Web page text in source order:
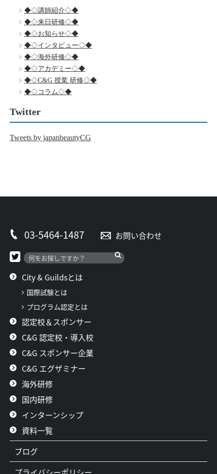
◆◇講師紹介◇◆
◆◇来日研修◇◆
◆◇お知らせ◇◆
◆◇インタビュー◇◆
◆◇海外研修◇◆
◆◇アカデミー◇◆
◆◇C&G 授業 研修◇◆
◆◇コラム◇◆
Twitter
Tweets by japanbeautyCG
03-5464-1487 お問い合わせ
City & Guildsとは
国際試験とは
プログラム認定とは
認定校＆スポンサー
C&G 認定校・導入校
C&G スポンサー企業
C&G エグザミナー
海外研修
国内研修
インターンシップ
資料一覧
ブログ